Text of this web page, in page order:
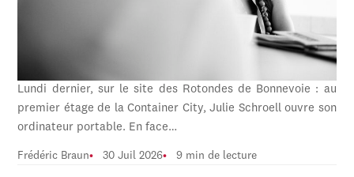
Lundi dernier, sur le site des Rotondes de Bonnevoie : au
premier étage de la Container City, Julie Schroell ouvre son
ordinateur portable. En face…
Frédéric Braun 30 Juil 2026 9 min de lecture